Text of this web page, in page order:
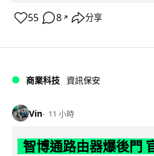
55 8 ↗ 分享
商業科技 資訊保安
Vin 11 小時
智博通路由器爆後門